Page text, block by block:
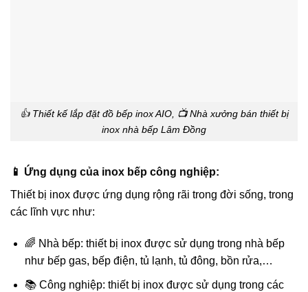
👍 Thiết kế lắp đặt đồ bếp inox AIO, 📺 Nhà xưởng bán thiết bị
inox nhà bếp Lâm Đồng
📱 Ứng dụng của inox bếp công nghiệp:
Thiết bị inox được ứng dụng rộng rãi trong đời sống, trong
các lĩnh vực như:
🌈 Nhà bếp: thiết bị inox được sử dụng trong nhà bếp
như bếp gas, bếp điện, tủ lạnh, tủ đông, bồn rửa,…
📚 Công nghiệp: thiết bị inox được sử dụng trong các